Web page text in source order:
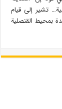
تشير إلى قيام
بمحيط القنصلية